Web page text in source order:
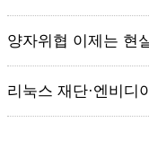
양자위협 이제는 현
리눅스 재단·엔비디